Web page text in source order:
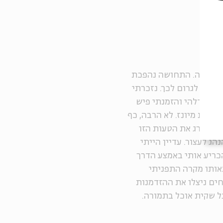
חריפה. התחושה נהפכת
לגרום לכך. נזכרתי
של דלהי והזמנתי פיש
קצת מיונז. לא הרבה, כף
מדרג את הטעות הזו
לעצור. עדיין הייתי
אותי באמצע הדרך
מקרה התפניתי
ניצלו את ההזדמנות
שקית אוכל בתמורה.